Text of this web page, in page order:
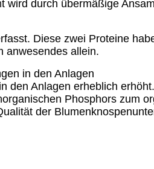
durch übermäßige
Diese zwei Proteine
anwesendes allein.
in den Anlagen
den Anlagen erheblich erhöht.
Phosphors zum
der